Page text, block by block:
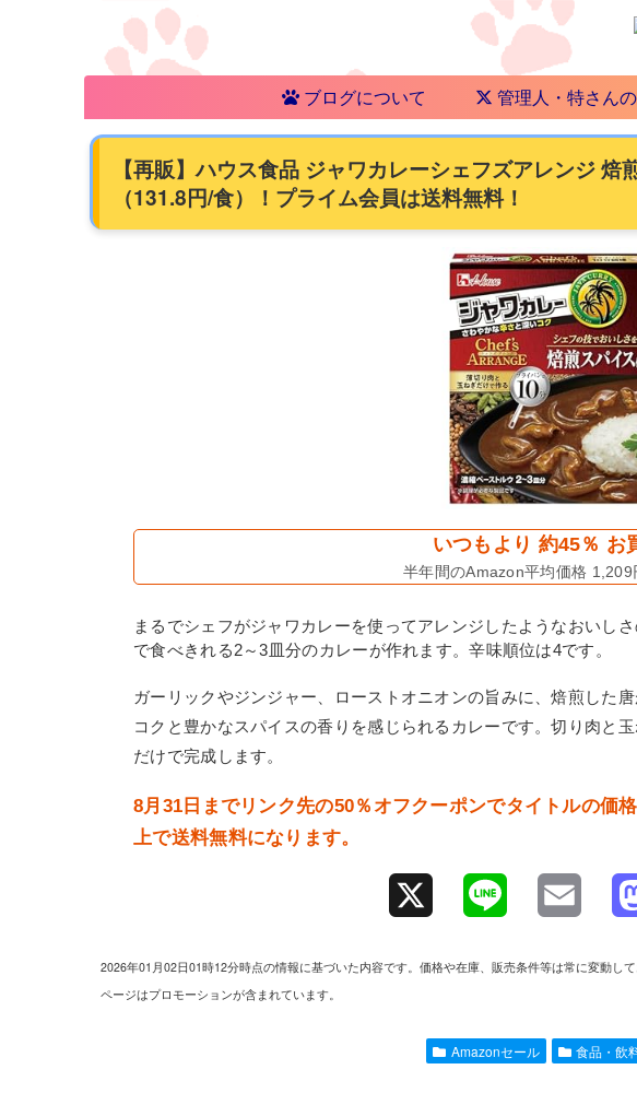
ブログについて 管理人・特さん
【再販】ハウス食品 ジャワカレーシェフズアレンジ
（131.8円/食）！プライム会員は送料無料！
いつもより 約45％ お
半年間のAmazon平均価格 1,209
まるでシェフがジャワカレーを使ってアレンジしたようなおいし
で食べきれる2～3皿分のカレーが作れます。辛味順位は4です。
ガーリックやジンジャー、ローストオニオンの旨みに、焙煎した
コクと豊かなスパイスの香りを感じられるカレーです。切り肉と
だけで完成します。
8月31日までリンク先の50％オフクーポンでタイトルの価
上で送料無料になります。
l
2026年01月02日01時12分時点の情報に基づいた内容です。価格や在庫、販売条件等は常に変動し
ページはプロモーションが含まれています。
Amazonセール 食品・飲